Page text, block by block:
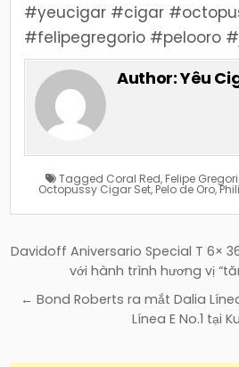
#yeucigar #cigar
#felipegregorio #pelooro
Author:Yêu
Tagged Coral Red, Felipe
Octopussy Cigar Set, Pelo de Oro,
Điều
hướng
bài
Davidoff Aniversario Special T 6×
với hành trình hương vị
← Bond Roberts ra mắt Dalia
Línea E No.1 tại